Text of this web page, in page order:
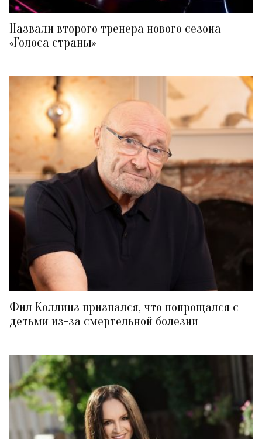
Назвали второго тренера нового сезона
«Голоса страны»
Фил Коллинз признался, что попрощался с
детьми из-за смертельной болезни